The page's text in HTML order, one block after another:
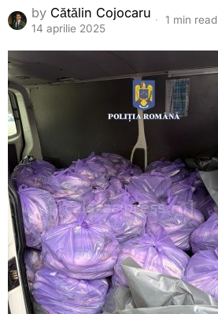
by Cătălin Cojocaru
14 aprilie 2025
1 min read